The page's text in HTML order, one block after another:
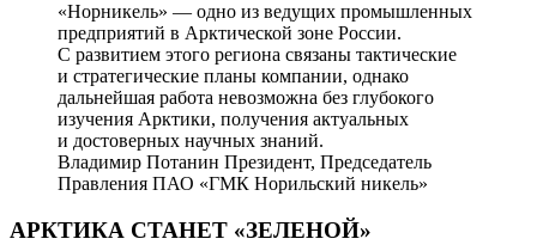
«Норникель» — одно из ведущих промышленных
предприятий в Арктической зоне России.
С развитием этого региона связаны тактические
и стратегические планы компании, однако
дальнейшая работа невозможна без глубокого
изучения Арктики, получения актуальных
и достоверных научных знаний.
Владимир Потанин Президент, Председатель
Правления ПАО «ГМК Норильский никель»
АРКТИКА СТАНЕТ «ЗЕЛЕНОЙ»